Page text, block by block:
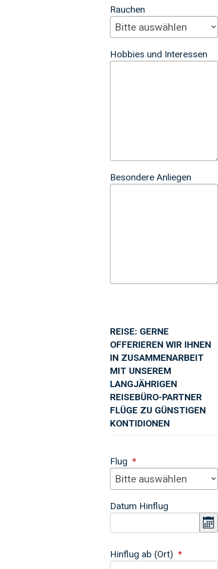
Rauchen
Hobbies und Interessen
Besondere Anliegen
REISE: GERNE
OFFERIEREN WIR IHNEN
IN ZUSAMMENARBEIT
MIT UNSEREM
LANGJÄHRIGEN
REISEBÜRO-PARTNER
FLÜGE ZU GÜNSTIGEN
KONTIDIONEN
Flug
Datum Hinflug
Hinflug ab (Ort)